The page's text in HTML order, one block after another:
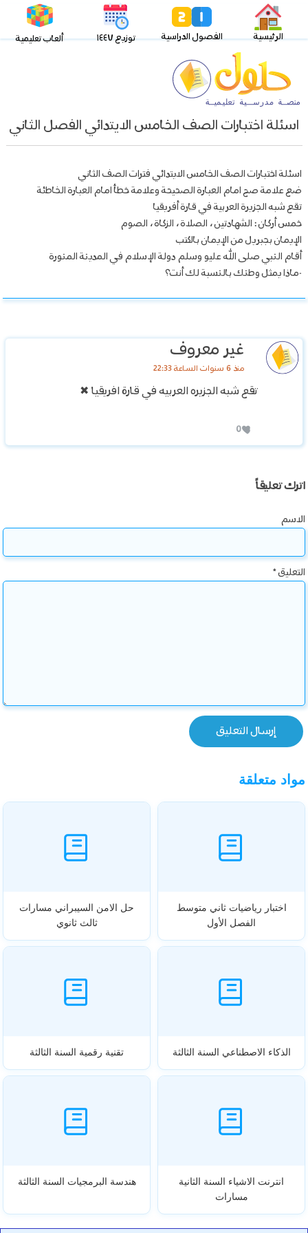
الرئيسية الفصول الدراسية توزيع ١٤٤٧ ألعاب تعليمية
اسئلة اختبارات الصف الخامس الايتدائي الفصل الثاني
اسئلة اختبارات الصف الخامس الايتدائي فترات الصف الثاني
ضع علامة صح امام العبارة الصحيحة وعلامة خطأ امام العبارة الخاطئة
تقع شبه الجزيرة العربية في قارة أفريقيا
خمس أركان : الشهادتين ، الصلاة ، الزكاة ، الصوم
الإيمان بجبريل من الإيمان بالكتب
أقام النبي صلى الله عليو وسلم دولة الإسلام في المدينة المنورة
-ماذا يمثل وطنك بالنسبة لك أنت؟
غير معروف
منذ 6 سنوات الساعة 22:33
تقع شبه الجزيره العربيه في قارة افريقيا ✖
0
اترك تعليقاً
الاسم
التعليق*
مواد متعلقة
اختبار رياضيات ثاني متوسط
الفصل الأول
حل الامن السيبراني مسارات
ثالث ثانوي
الذكاء الاصطناعي السنة الثالثة تقنية رقمية السنة الثالثة
انترنت الاشياء السنة الثانية
مسارات
هندسة البرمجيات السنة الثالثة